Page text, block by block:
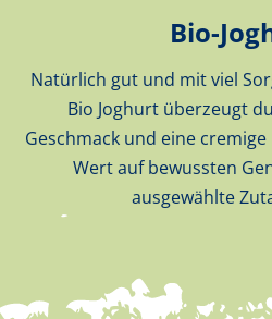
Bio-
Natürlich gut und mit viel
Bio Joghurt überzeugt
Geschmack und eine
Wert auf bewussten
ausgewählte